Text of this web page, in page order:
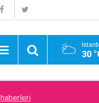
30
haberleri